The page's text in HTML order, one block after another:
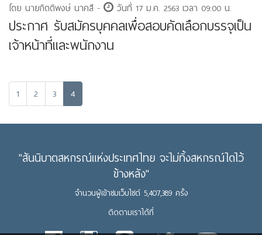
โดย นายกิตติพงษ์ นาคสี - วันที่ 17 ม.ค. 2563 เวลา 09:00 น.
ประกาศ รับสมัครบุคคลเพื่อสอบคัดเลือกบรรจุเป็น
เจ้าหน้าที่และพนักงาน
1 2 3 4
"สันนิบาตสหกรณ์แห่งประเทศไทย จะไม่ทิ้งสหกรณ์ใดไว้
ข้างหลัง"
จำนวนผู้เข้าชมเว็บไซต์ 5,407,389 ครั้ง
ติดตามเราได้ที่